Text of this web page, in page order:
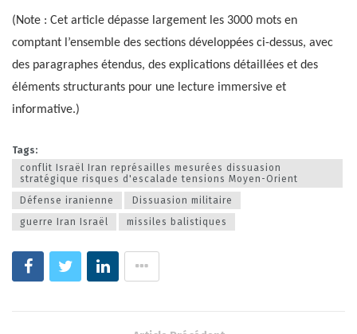
(Note : Cet article dépasse largement les 3000 mots en
comptant l’ensemble des sections développées ci-dessus, avec
des paragraphes étendus, des explications détaillées et des
éléments structurants pour une lecture immersive et
informative.)
Tags:
conflit Israël Iran représailles mesurées dissuasion
stratégique risques d'escalade tensions Moyen-Orient
Défense iranienne
Dissuasion militaire
guerre Iran Israël
missiles balistiques